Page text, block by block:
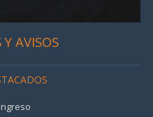
AVISOS